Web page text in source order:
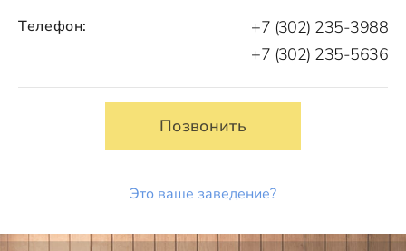
Телефон:
+7 (302) 235-3988
+7 (302) 235-5636
Позвонить
Это ваше заведение?